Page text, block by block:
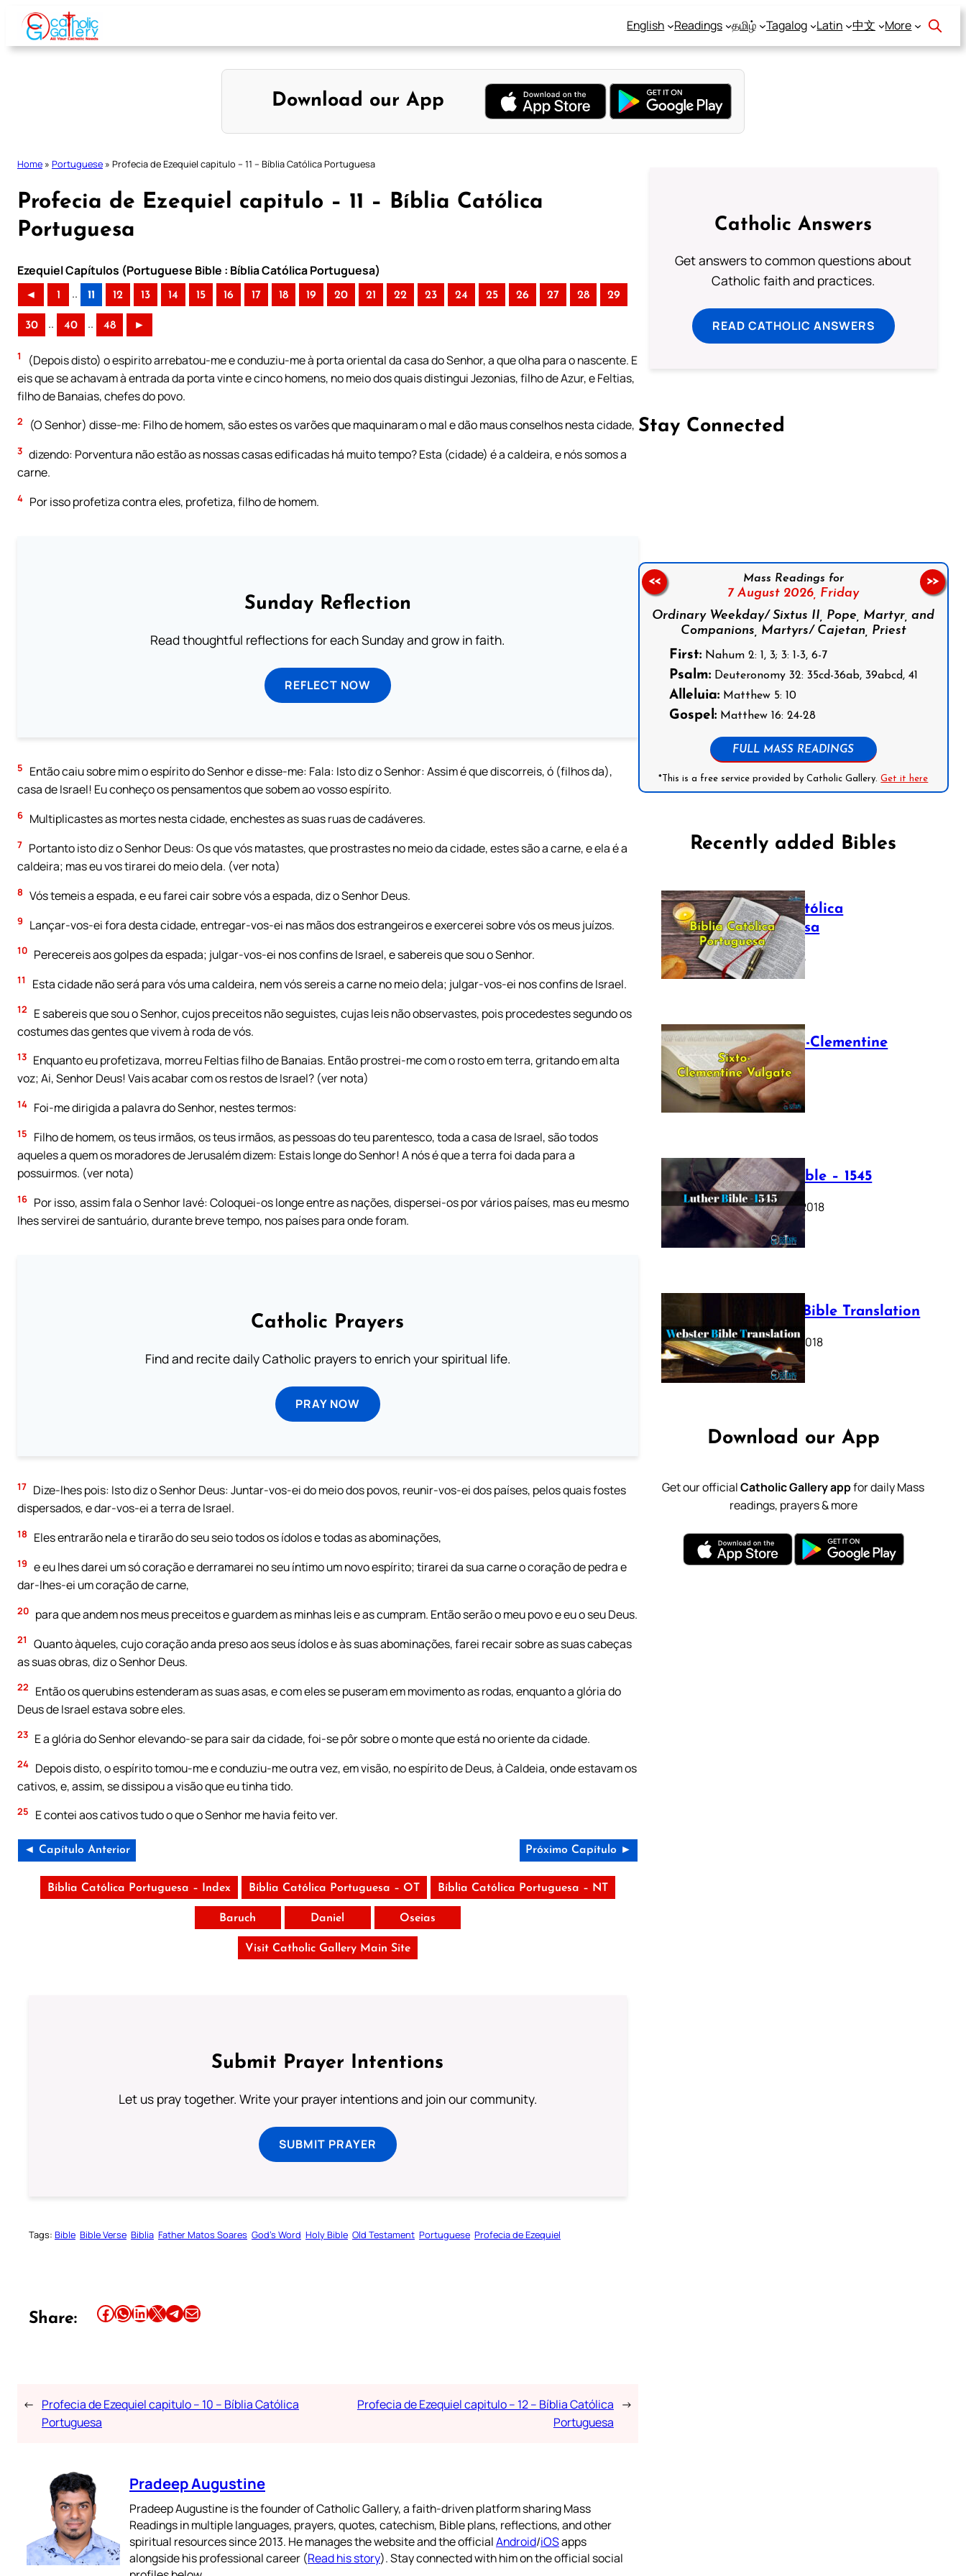
Skip
content
English Readings தமிழ் Tagalog Latin 中文 More
Download our App
Home » Portuguese » Profecia de Ezequiel capitulo – 11 – Bíblia Católica Portuguesa
Profecia de Ezequiel capitulo – 11 – Bíblia Católica
Portuguesa
Ezequiel Capítulos (Portuguese Bible : Bíblia Católica Portuguesa)
◄ 1 .. 11 12 13 14 15 16 17 18 19 20 21 22 23 24 25 26 27 28 29
30 .. 40 .. 48 ►
1
(Depois disto) o espirito arrebatou-me e conduziu-me à porta oriental da casa do Senhor, a que olha para o nascente. E
eis que se achavam à entrada da porta vinte e cinco homens, no meio dos quais distingui Jezonias, filho de Azur, e Feltias,
filho de Banaias, chefes do povo.
2 (O Senhor) disse-me: Filho de homem, são estes os varões que maquinaram o mal e dão maus conselhos nesta cidade,
3 dizendo: Porventura não estão as nossas casas edificadas há muito tempo? Esta (cidade) é a caldeira, e nós somos a
carne.
4 Por isso profetiza contra eles, profetiza, filho de homem.
Sunday Reflection
Read thoughtful reflections for each Sunday and grow in faith.
REFLECT NOW
5
Então caiu sobre mim o espírito do Senhor e disse-me: Fala: Isto diz o Senhor: Assim é que discorreis, ó (filhos da),
casa de Israel! Eu conheço os pensamentos que sobem ao vosso espírito.
6 Multiplicastes as mortes nesta cidade, enchestes as suas ruas de cadáveres.
7 Portanto isto diz o Senhor Deus: Os que vós matastes, que prostrastes no meio da cidade, estes são a carne, e ela é a
caldeira; mas eu vos tirarei do meio dela. (ver nota)
8 Vós temeis a espada, e eu farei cair sobre vós a espada, diz o Senhor Deus.
9 Lançar-vos-ei fora desta cidade, entregar-vos-ei nas mãos dos estrangeiros e exercerei sobre vós os meus juízos.
10 Perecereis aos golpes da espada; julgar-vos-ei nos confins de Israel, e sabereis que sou o Senhor.
11 Esta cidade não será para vós uma caldeira, nem vós sereis a carne no meio dela; julgar-vos-ei nos confins de Israel.
12
E sabereis que sou o Senhor, cujos preceitos não seguistes, cujas leis não observastes, pois procedestes segundo os
costumes das gentes que vivem à roda de vós.
13 Enquanto eu profetizava, morreu Feltias filho de Banaias. Então prostrei-me com o rosto em terra, gritando em alta
voz; Ai, Senhor Deus! Vais acabar com os restos de Israel? (ver nota)
14 Foi-me dirigida a palavra do Senhor, nestes termos:
15
Filho de homem, os teus irmãos, os teus irmãos, as pessoas do teu parentesco, toda a casa de Israel, são todos
aqueles a quem os moradores de Jerusalém dizem: Estais longe do Senhor! A nós é que a terra foi dada para a
possuirmos. (ver nota)
16 Por isso, assim fala o Senhor Iavé: Coloquei-os longe entre as nações, dispersei-os por vários países, mas eu mesmo
lhes servirei de santuário, durante breve tempo, nos países para onde foram.
Catholic Prayers
Find and recite daily Catholic prayers to enrich your spiritual life.
PRAY NOW
17 Dize-lhes pois: Isto diz o Senhor Deus: Juntar-vos-ei do meio dos povos, reunir-vos-ei dos países, pelos quais fostes
dispersados, e dar-vos-ei a terra de Israel.
18 Eles entrarão nela e tirarão do seu seio todos os ídolos e todas as abominações,
19 e eu lhes darei um só coração e derramarei no seu íntimo um novo espírito; tirarei da sua carne o coração de pedra e
dar-lhes-ei um coração de carne,
20 para que andem nos meus preceitos e guardem as minhas leis e as cumpram. Então serão o meu povo e eu o seu Deus.
21
Quanto àqueles, cujo coração anda preso aos seus ídolos e às suas abominações, farei recair sobre as suas cabeças
as suas obras, diz o Senhor Deus.
22
Então os querubins estenderam as suas asas, e com eles se puseram em movimento as rodas, enquanto a glória do
Deus de Israel estava sobre eles.
23 E a glória do Senhor elevando-se para sair da cidade, foi-se pôr sobre o monte que está no oriente da cidade.
24 Depois disto, o espírito tomou-me e conduziu-me outra vez, em visão, no espírito de Deus, à Caldeia, onde estavam os
cativos, e, assim, se dissipou a visão que eu tinha tido.
25 E contei aos cativos tudo o que o Senhor me havia feito ver.
◄ Capítulo Anterior Próximo Capítulo ►
Bíblia Católica Portuguesa – Index Bíblia Católica Portuguesa – OT Bíblia Católica Portuguesa – NT
Baruch Daniel Oseias
Visit Catholic Gallery Main Site
Submit Prayer Intentions
Let us pray together. Write your prayer intentions and join our community.
SUBMIT PRAYER
Tags: Bible Bible Verse Biblia Father Matos Soares God’s Word Holy Bible Old Testament Portuguese Profecia de Ezequiel
Share: Share this article on Facebook Share this article on WhatsApp Share this article on LinkedIn Share this article on X Share this article on TelegramEmail this Article
← Profecia de Ezequiel capitulo – 10 – Bíblia Católica
Portuguesa
Profecia de Ezequiel capitulo – 12 – Bíblia Católica
Portuguesa
→
Pradeep Augustine
Pradeep Augustine is the founder of Catholic Gallery, a faith-driven platform sharing Mass
Readings in multiple languages, prayers, quotes, catechism, Bible plans, reflections, and other
spiritual resources since 2013. He manages the website and the officialAndroid/iOSapps
alongside his professional career (Read his story). Stay connected with him on the official social
Catholic Answers
Get answers to common questions about
Catholic faith and practices.
READ CATHOLIC ANSWERS
Stay Connected
Mass Readings for
7 August 2026, Friday
Ordinary Weekday/ Sixtus II, Pope, Martyr, and
Companions, Martyrs/ Cajetan, Priest
First:Nahum 2: 1, 3; 3: 1-3, 6-7
Psalm:Deuteronomy 32: 35cd-36ab, 39abcd, 41
Alleluia:Matthew 5: 10
Gospel:Matthew 16: 24-28
FULL MASS READINGS
*This is a free service provided by Catholic Gallery.Get it here
<< >>
Recently added Bibles
Bíblia Católica
Portuguesa
July 16, 2025
The Sixto-Clementine
Vulgate
July 12, 2025
Luther Bible – 1545
October 17, 2018
Webster Bible Translation
October 11, 2018
Download our App
Get our officialCatholic Gallery appfor daily Mass
readings, prayers & more